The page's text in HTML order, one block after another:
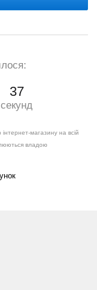
36
секунд
магазину на всій
владою